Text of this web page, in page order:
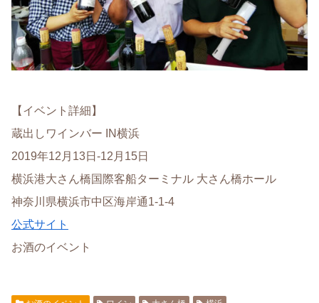
【イベント詳細】
蔵出しワインバー IN横浜
2019年12月13日-12月15日
横浜港大さん橋国際客船ターミナル 大さん橋ホール
神奈川県横浜市中区海岸通1-1-4
公式サイト
お酒のイベント